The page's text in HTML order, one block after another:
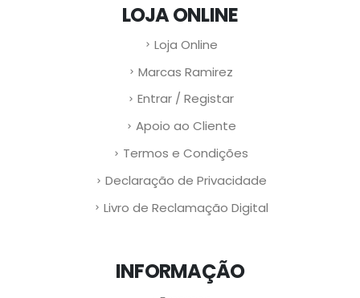
LOJA ONLINE
Loja Online
Marcas Ramirez
Entrar / Registar
Apoio ao Cliente
Termos e Condições
Declaração de Privacidade
Livro de Reclamação Digital
INFORMAÇÃO